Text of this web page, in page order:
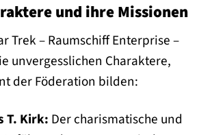
und ihre Missionen
Trek – Raumschiff Enterprise –
unvergesslichen Charaktere,
der Föderation bilden:
T. Kirk: Der charismatische und